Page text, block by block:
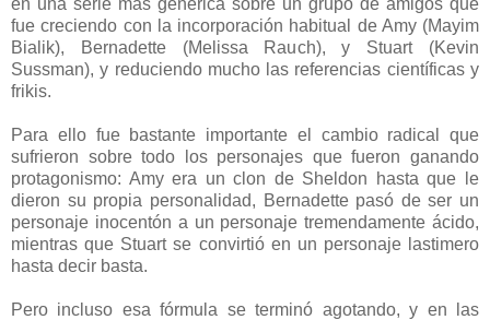
fue creciendo con la incorporación habitual de Amy (Mayim
Bialik), Bernadette (Melissa Rauch), y Stuart (Kevin
Sussman), y reduciendo mucho las referencias científicas y
frikis.
Para ello fue bastante importante el cambio radical que
sufrieron sobre todo los personajes que fueron ganando
protagonismo: Amy era un clon de Sheldon hasta que le
dieron su propia personalidad, Bernadette pasó de ser un
personaje inocentón a un personaje tremendamente ácido,
mientras que Stuart se convirtió en un personaje lastimero
hasta decir basta.
Pero incluso esa fórmula se terminó agotando, y en las